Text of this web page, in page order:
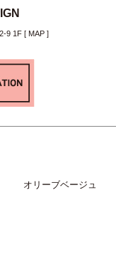
9 1F [ MAP ]
オリーブベージュ